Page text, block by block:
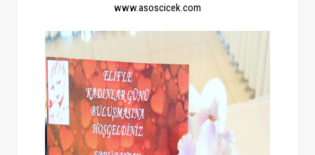
www.asoscicek.com